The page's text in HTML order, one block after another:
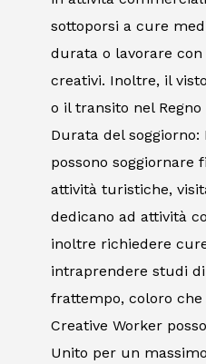
sottoporsi a cure
durata o lavorare
creativi. Inoltre, il
o il transito nel Regno
Durata del
possono soggiornare
attività turistiche,
dedicano ad attività
inoltre richiedere
intraprendere studi
frattempo, coloro
Creative Worker
Unito per un